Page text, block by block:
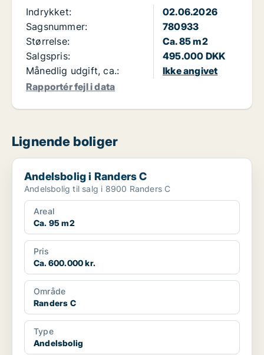
Indrykket:
02.06.2026
Sagsnummer:
780933
Størrelse:
Ca. 85 m2
Salgspris:
495.000 DKK
Månedlig udgift, ca.:
Ikke angivet
Rapportér fejl i data
Lignende boliger
Andelsbolig i Randers C
Andelsbolig i Randers C
Andelsbolig til salg i 8900 Randers C
Areal
Ca. 95 m2
Pris
Ca. 600.000 kr.
Område
Randers C
Type
Andelsbolig